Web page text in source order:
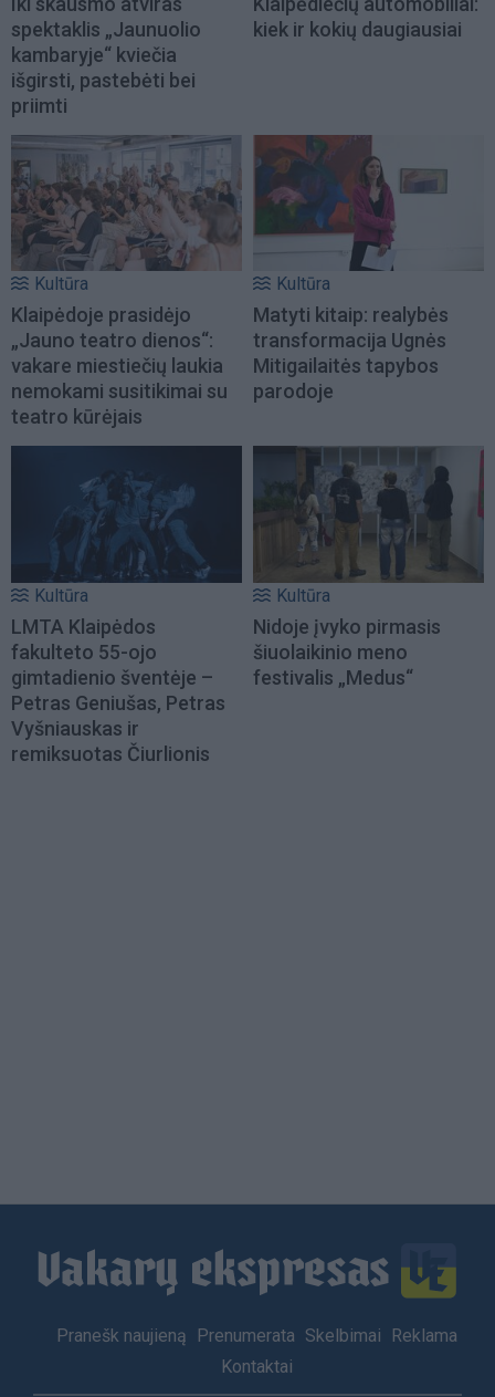
spektaklis „Jaunuolio
kambaryje“ kviečia
išgirsti, pastebėti bei
priimti
kiek ir kokių daugiausiai
Kultūra
Klaipėdoje prasidėjo
„Jauno teatro dienos“:
vakare miestiečių laukia
nemokami susitikimai su
teatro kūrėjais
Kultūra
Matyti kitaip: realybės
transformacija Ugnės
Mitigailaitės tapybos
parodoje
Kultūra
LMTA Klaipėdos
fakulteto 55-ojo
gimtadienio šventėje –
Petras Geniušas, Petras
Vyšniauskas ir
remiksuotas Čiurlionis
Kultūra
Nidoje įvyko pirmasis
šiuolaikinio meno
festivalis „Medus“
Footer
Pranešk naujieną Prenumerata Skelbimai
Reklama
Kontaktai